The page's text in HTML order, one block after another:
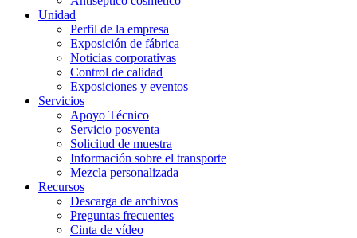
Unidad
Perfil de la empresa
Exposición de fábrica
Noticias corporativas
Control de calidad
Exposiciones y eventos
Servicios
Apoyo Técnico
Servicio posventa
Solicitud de muestra
Información sobre el transporte
Mezcla personalizada
Recursos
Descarga de archivos
Preguntas frecuentes
Cinta de vídeo